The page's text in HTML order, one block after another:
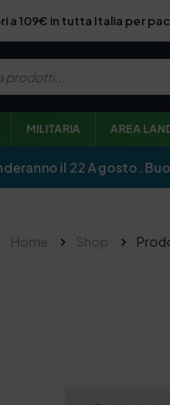
a 109€ in tutta Italia per
MILITARIA AREA
il 22 Agosto.
Home Shop